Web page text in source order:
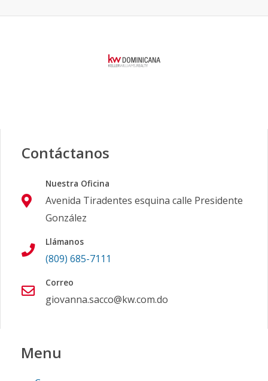
Contáctanos
Nuestra Oficina
Avenida Tiradentes esquina calle Presidente
González
Llámanos
(809) 685-7111
Correo
giovanna.sacco@kw.com.do
Menu